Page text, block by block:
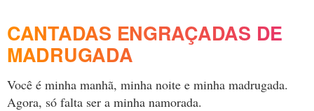
CANTADAS ENGRAÇADAS DE
MADRUGADA
Você é minha manhã, minha noite e minha madrugada.
Agora, só falta ser a minha namorada.